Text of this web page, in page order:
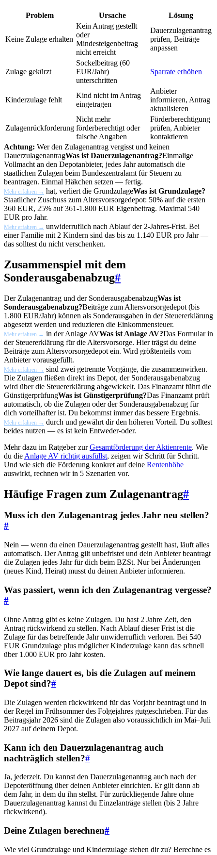
Problem Ursache Lösung
Keine Zulage erhalten
Kein Antrag gestellt
oder
Mindesteigenbeitrag
nicht erreicht
Dauerzulagenantrag
prüfen, Beiträge
anpassen
Zulage gekürzt
Sockelbeitrag (60
EUR/Jahr)
unterschritten
Sparrate erhöhen
Kinderzulage fehlt
Kind nicht im Antrag
eingetragen
Anbieter
informieren, Antrag
aktualisieren
Zulagenrückforderung
Nicht mehr
förderberechtigt oder
falsche Angaben
Förderberechtigung
prüfen, Anbieter
kontaktieren
Achtung: Wer den Zulagenantrag vergisst und keinen
DauerzulagenantragWas ist Dauerzulagenantrag?Einmalige
Vollmacht an den Depotanbieter, jedes Jahr automatisch die
staatlichen Zulagen beim Bundeszentralamt für Steuern zu
beantragen. Einmal Häkchen setzen — fertig.
Mehr erfahren → hat, verliert die GrundzulageWas ist Grundzulage?
Staatlicher Zuschuss zum Altersvorsorgedepot: 50% auf die ersten
360 EUR, 25% auf 361-1.800 EUR Eigenbeitrag. Maximal 540
EUR pro Jahr.
Mehr erfahren → unwiderruflich nach Ablauf der 2-Jahres-Frist. Bei
einer Familie mit 2 Kindern sind das bis zu 1.140 EUR pro Jahr —
das solltest du nicht verschenken.
Zusammenspiel mit dem
Sonderausgabenabzug#
Der Zulagenantrag und der SonderausgabenabzugWas ist
Sonderausgabenabzug?Beiträge zum Altersvorsorgedepot (bis
1.800 EUR/Jahr) können als Sonderausgaben in der Steuererklärung
abgesetzt werden und reduzieren die Einkommensteuer.
Mehr erfahren → in derAnlage AVWas ist Anlage AV?Das Formular in
der Steuererklärung für die Altersvorsorge. Hier trägst du deine
Beiträge zum Altersvorsorgedepot ein. Wird größtenteils vom
Anbieter vorausgefüllt.
Mehr erfahren → sind zwei getrennte Vorgänge, die zusammenwirken.
Die Zulagen fließen direkt ins Depot, der Sonderausgabenabzug
wird über die Steuererklärung abgewickelt. Das Finanzamt führt die
GünstigerprüfungWas ist Günstigerprüfung?Das Finanzamt prüft
automatisch, ob die Zulagen oder der Sonderausgabenabzug für
dich vorteilhafter ist. Du bekommst immer das bessere Ergebnis.
Mehr erfahren → durch und gewährt dir den höheren Vorteil. Du solltest
beides nutzen — es ist kein Entweder-oder.
Mehr dazu im Ratgeber zurGesamtförderung der Aktienrente. Wie
du die Anlage AV richtig ausfüllst, zeigen wir Schritt für Schritt.
Und wie sich die Förderung konkret auf deine Rentenhöhe
auswirkt, rechnen wir in 5 Szenarien vor.
Häufige Fragen zum Zulagenantrag#
Muss ich den Zulagenantrag jedes Jahr neu stellen?
#
Nein — wenn du einen Dauerzulagenantrag gestellt hast, läuft alles
automatisch. Der Antrag gilt unbefristet und dein Anbieter beantragt
die Zulagen jedes Jahr für dich beim BZSt. Nur bei Änderungen
(neues Kind, Heirat) musst du deinen Anbieter informieren.
Was passiert, wenn ich den Zulagenantrag vergesse?
#
Ohne Antrag gibt es keine Zulagen. Du hast 2 Jahre Zeit, den
Antrag rückwirkend zu stellen. Nach Ablauf dieser Frist ist die
Zulage für das betreffende Jahr unwiderruflich verloren. Bei 540
EUR Grundzulage plus möglicher Kinderzulage kann das schnell
über 1.000 EUR pro Jahr kosten.
Wie lange dauert es, bis die Zulagen auf meinem
Depot sind?#
Die Zulagen werden rückwirkend für das Vorjahr beantragt und in
der Regel im Frühsommer des Folgejahres gutgeschrieben. Für das
Beitragsjahr 2026 sind die Zulagen also voraussichtlich im Mai–Juli
2027 auf deinem Depot.
Kann ich den Dauerzulagenantrag auch
nachträglich stellen?#
Ja, jederzeit. Du kannst den Dauerzulagenantrag auch nach der
Depoteröffnung über deinen Anbieter einrichten. Er gilt dann ab
dem Jahr, in dem du ihn stellst. Für zurückliegende Jahre ohne
Dauerzulagenantrag kannst du Einzelanträge stellen (bis 2 Jahre
rückwirkend).
Deine Zulagen berechnen#
Wie viel Grundzulage und Kinderzulage stehen dir zu? Berechne es